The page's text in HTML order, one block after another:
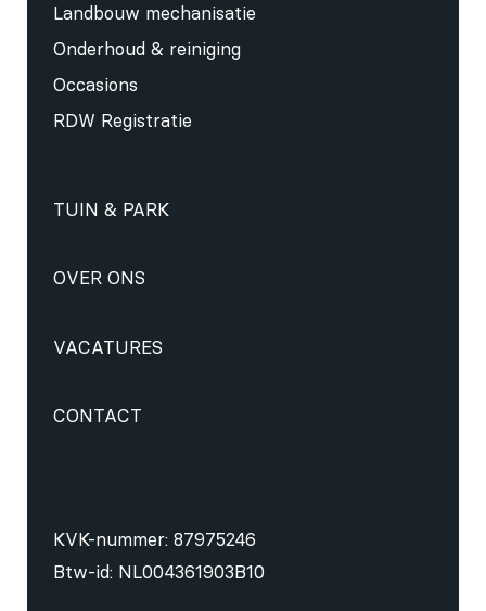
Landbouw mechanisatie
Onderhoud & reiniging
Occasions
RDW Registratie
TUIN & PARK
OVER ONS
VACATURES
CONTACT
KVK-nummer: 87975246
Btw-id: NL004361903B10